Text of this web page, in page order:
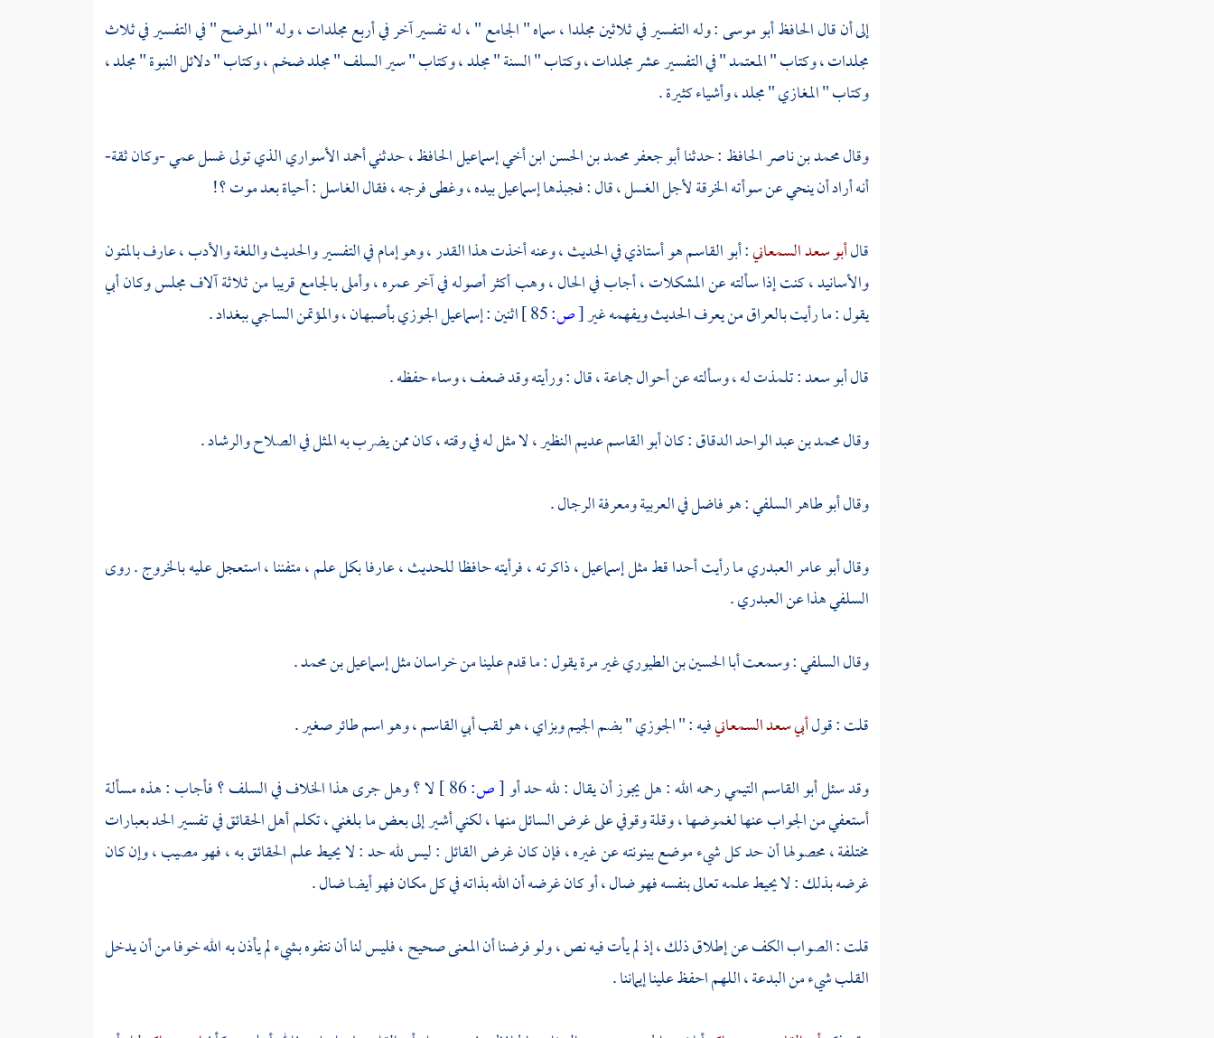
إلى أن قالالحافظ أبو موسى: وله التفسير في ثلاثين مجلدا ، سماه " الجامع " ، له تفسير آخر في أربع مجلدات ، وله " الموضح " في التفسير في ثلاث
مجلدات ، وكتاب " المعتمد " في التفسير عشر مجلدات ، وكتاب " السنة " مجلد ، وكتاب " سير السلف " مجلد ضخم ، وكتاب " دلائل النبوة " مجلد ،
وكتاب " المغازي " مجلد ، وأشياء كثيرة .
وقالمحمد بن ناصر الحافظ: حدثناأبو جعفر محمد بن الحسن ابن أخي إسماعيل الحافظ، حدثنيأحمد الأسواريالذي تولى غسل عمي -وكان ثقة-
أنه أراد أن ينحي عن سوأته الخرقة لأجل الغسل ، قال : فجبذهاإسماعيلبيده ، وغطى فرجه ، فقال الغاسل : أحياة بعد موت ؟!
قالأبو سعد السمعاني:أبو القاسمهو أستاذي في الحديث ، وعنه أخذت هذا القدر ، وهو إمام في التفسير والحديث واللغة والأدب ، عارف بالمتون
والأسانيد ، كنت إذا سألته عن المشكلات ، أجاب في الحال ، وهب أكثر أصوله في آخر عمره ، وأملى بالجامع قريبا من ثلاثة آلاف مجلس وكان أبي
يقول : ما رأيتبالعراقمن يعرف الحديث ويفهمه غير[ص: اثنين :إسماعيل الجوزيبأصبهان،والمؤتمن الساجيببغداد.
قالأبو سعد: تلمذت له ، وسألته عن أحوال جماعة ، قال : ورأيته وقد ضعف ، وساء حفظه .
وقالمحمد بن عبد الواحد الدقاق: كانأبو القاسم عديم النظير، لا مثل له في وقته ، كان ممن يضرب به المثل في الصلاح والرشاد .
وقالأبو طاهر السلفي: هو فاضل في العربية ومعرفة الرجال .
وقالأبو عامر العبدريما رأيت أحدا قط مثلإسماعيل، ذاكرته ، فرأيته حافظا للحديث ، عارفا بكل علم ، متفننا ، استعجل عليه بالخروج . روى
السلفيهذا عنالعبدري.
وقالالسلفي: وسمعتأبا الحسين بن الطيوريغير مرة يقول : ما قدم علينا منخراسانمثلإسماعيل بن محمد.
قلت : قولأبي سعد السمعانيفيه : "الجوزي" بضم الجيم وبزاي ، هو لقبأبي القاسم، وهو اسم طائر صغير .
وقد سئلأبو القاسم التيميرحمه الله : هل يجوز أن يقال : لله حد أو[ص:
لا ؟ وهل جرى هذا الخلاف في السلف ؟ فأجاب : هذه مسألة
أستعفي من الجواب عنها لغموضها ، وقلة وقوفي على غرض السائل منها ، لكني أشير إلى بعض ما بلغني ، تكلم أهل الحقائق في تفسير الحد بعبارات
مختلفة ، محصولها أن حد كل شيء موضع بينونته عن غيره ، فإن كان غرض القائل : ليس لله حد : لا يحيط علم الحقائق به ، فهو مصيب ، وإن كان
غرضه بذلك : لا يحيط علمه تعالى بنفسه فهو ضال ، أو كان غرضه أن الله بذاته في كل مكان فهو أيضا ضال .
قلت : الصواب الكف عن إطلاق ذلك ، إذ لم يأت فيه نص ، ولو فرضنا أن المعنى صحيح ، فليس لنا أن نتفوه بشيء لم يأذن به الله خوفا من أن يدخل
القلب شيء من البدعة ، اللهم احفظ علينا إيماننا .